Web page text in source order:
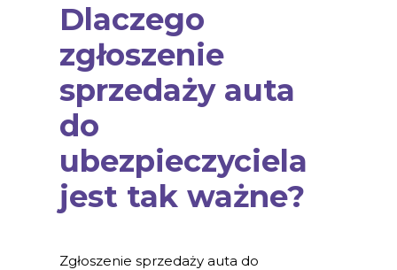
Dlaczego
zgłoszenie
sprzedaży auta
do
ubezpieczyciela
jest tak ważne?
Zgłoszenie sprzedaży auta do